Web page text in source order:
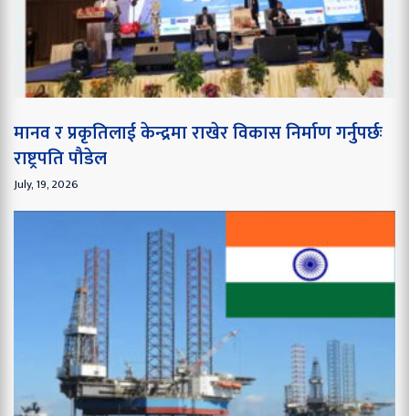
मानव र प्रकृतिलाई केन्द्रमा राखेर विकास निर्माण गर्नुपर्छः
राष्ट्रपति पौडेल
July, 19, 2026